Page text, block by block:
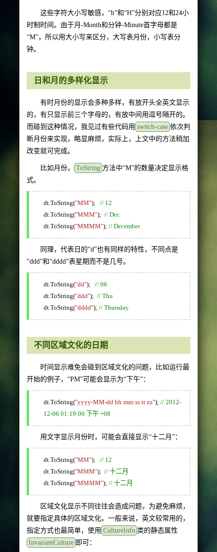
这些字符大小写敏感，“h”和“H”分别对应12和24小
时制时间。由于月-Month和分钟-Minute首字母都是
“M”，所以用大小写来区分，大写表月份，小写表分
钟。
日和月的多样化显示
有时月份的显示会多种多样，有放开头全英文显示
的，有只显示前三个字母的，有放中间用逗号隔开的。
而碰到这种情况，我见过有些代码用 switch-case 依次判
断月份来实现，略显麻烦，实际上，上文中的方法稍加
改变就可完成。
比如月份， ToString 方法中“M”的数量决定显示格
式。
dt.ToString("MM"); // 12
dt.ToString("MMM"); // Dec
dt.ToString("MMMM"); // December
同理，代表日的“d”也有同样的特性，不同点是
“ddd”和“dddd”表星期而不是几号。
dt.ToString("dd"); // 06
dt.ToString("ddd"); // Thu
dt.ToString("dddd"); // Thursday
不同区域文化的日期
时间显示难免会碰到区域文化的问题，比如运行最
开始的例子，“PM”可能会显示为“下午”：
dt.ToString("yyyy-MM-dd hh:mm:ss tt zz"); // 2012-
12-06 01:19:00 下午 +08
用文字显示月份时，可能会直接显示“十二月”：
dt.ToString("MM"); // 12
dt.ToString("MMM"); // 十二月
dt.ToString("MMMM"); // 十二月
区域文化显示不同往往会造成问题，为避免麻烦，
就要指定具体的区域文化。一般来说，英文较常用的，
指定方式也最简单，使用 CultureInfo 类的静态属性
InvariantCulture 即可：